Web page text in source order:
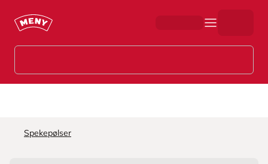
Spekepølser